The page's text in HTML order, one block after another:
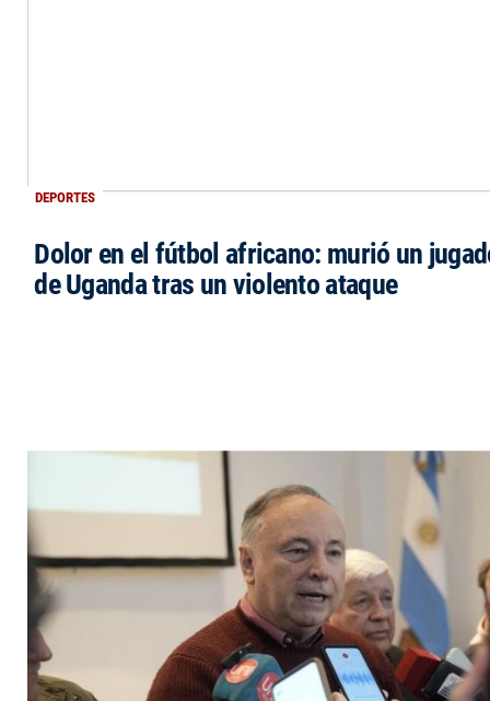
DEPORTES
Dolor en el fútbol africano: murió un
de Uganda tras un violento ataque